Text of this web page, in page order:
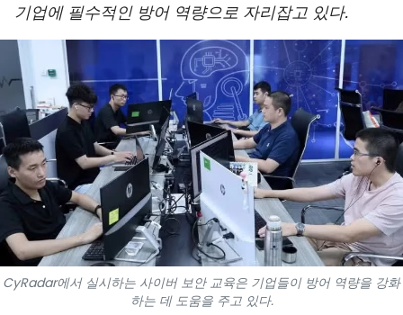
문화
스포츠
과학기술
여행
세계
사진
비디오
기업에 필수적인 방어 역량으로 자리잡고 있다.
CyRadar에서 실시하는 사이버 보안 교육은 기업들이 방어 역량을 강화
하는 데 도움을 주고 있다.